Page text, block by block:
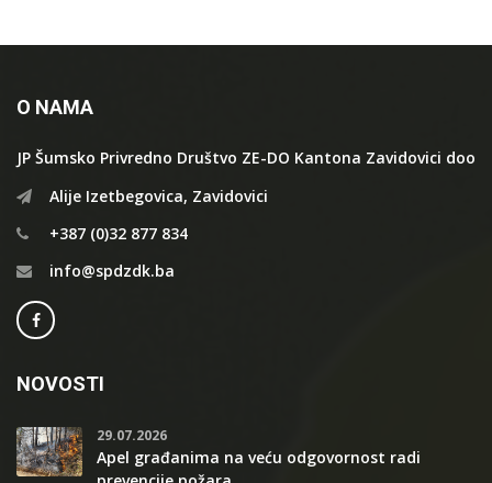
O NAMA
JP Šumsko Privredno Društvo ZE-DO Kantona Zavidovici doo
Alije Izetbegovica, Zavidovici
+387 (0)32 877 834
info@spdzdk.ba
NOVOSTI
29.07.2026
Apel građanima na veću odgovornost radi